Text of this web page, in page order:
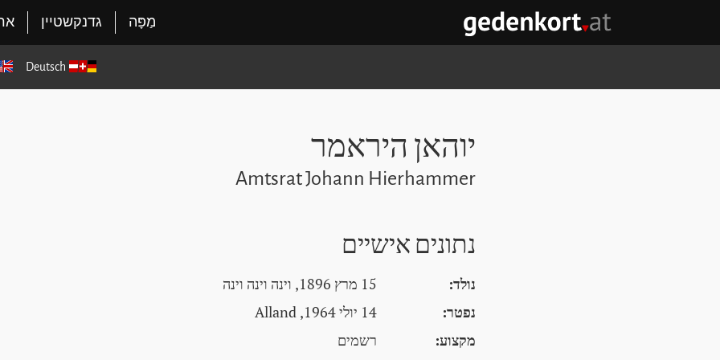
GEDENKORT - דף הבית
מַפָּה גדנקשטיין
Deutsch
יוהאן היראמר
Amtsrat Johann Hierhammer
נתונים אישיים
נולד:
15 מרץ 1896, וינה וינה וינה
נפטר:
14 יולי 1964, Alland
מקצוע:
רשמים